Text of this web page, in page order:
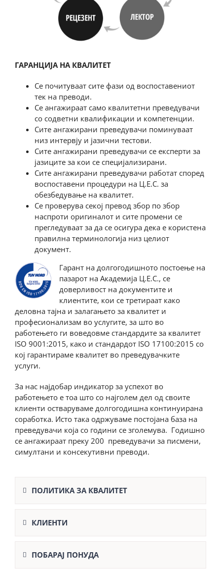
ГАРАНЦИЈА НА КВАЛИТЕТ
Се почитуваат сите фази од воспоставениот
тек на преводи.
Се ангажираат само квалитетни преведувачи
со содветни квалификации и компетенции.
Сите ангажирани преведувачи поминуваат
низ интервју и јазични тестови.
Сите ангажирани преведувачи се експерти за
јазиците за кои се специјализирани.
Сите ангажирани преведувачи работат според
воспоставени процедури на Ц.Е.С. за
обезбедување на квалитет.
Се проверува секој превод збор по збор
наспроти оригиналот и сите промени се
прегледуваат за да се осигура дека е користена
правилна терминологија низ целиот
документ.
Гарант на долгогодишното постоење на
пазарот на Академија Ц.Е.С., се
доверливост на документите и
клиентите, кои се третираат како
деловна тајна и залагањето за квалитет и
професионализам во услугите, за што во
работењето ги воведовме стандардите за квалитет
ISO 9001:2015, како и стандардот ISO 17100:2015 со
кој гарантираме квалитет во преведувачките
услуги.
За нас најдобар индикатор за успехот во
работењето е тоа што со најголем дел од своите
клиенти остваруваме долгогодишна континуирана
соработка. Исто така одржуваме постојана база на
преведувачи која со години се зголемува. Годишно
се ангажираат преку 200 преведувачи за писмени,
симултани и консекутивни преводи.
ПОЛИТИКА ЗА КВАЛИТЕТ
КЛИЕНТИ
ПОБАРАЈ ПОНУДА